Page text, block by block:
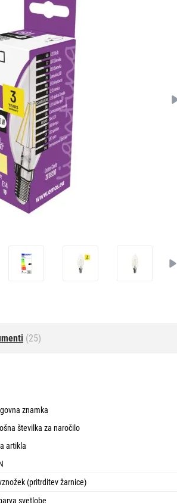
(25)
znamka
številka za naročilo
artikla
(pritrditev žarnice)
barva svetlobe